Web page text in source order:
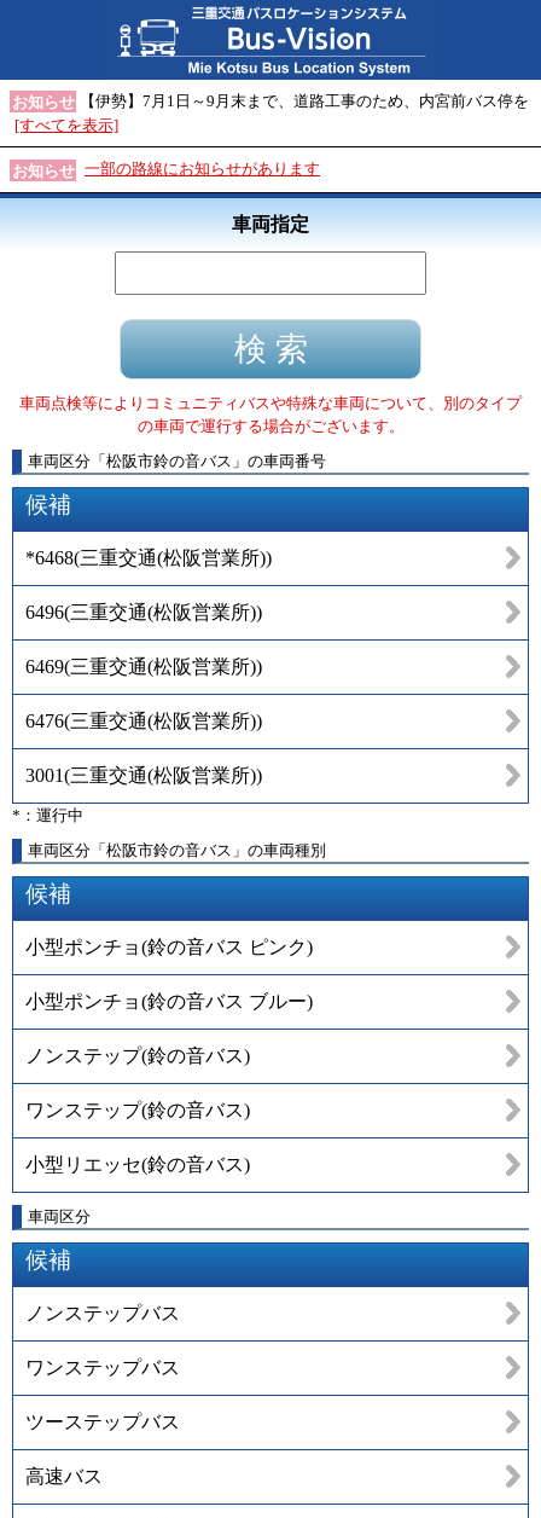
お知らせ
【伊勢】7月1日～9月末まで、道路工事のため、内宮前バス停を
[すべてを表示]
お知らせ 一部の路線にお知らせがあります
車両指定
車両点検等によりコミュニティバスや特殊な車両について、別のタイプ
の車両で運行する場合がございます。
車両区分 「 松阪市鈴の音バス 」 の車両番号
候補
*6468(三重交通(松阪営業所))
6496(三重交通(松阪営業所))
6469(三重交通(松阪営業所))
6476(三重交通(松阪営業所))
3001(三重交通(松阪営業所))
*：運行中
車両区分「松阪市鈴の音バス」の車両種別
候補
小型ポンチョ(鈴の音バス ピンク)
小型ポンチョ(鈴の音バス ブルー)
ノンステップ(鈴の音バス)
ワンステップ(鈴の音バス)
小型リエッセ(鈴の音バス)
車両区分
候補
ノンステップバス
ワンステップバス
ツーステップバス
高速バス